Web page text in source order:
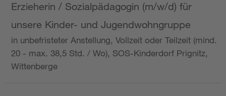
Erzieherin / Sozialpädagogin (m/w/d) für
unsere Kinder- und Jugendwohngruppe
in unbefristeter Anstellung, Vollzeit oder Teilzeit (mind.
20 - max. 38,5 Std. / Wo), SOS-Kinderdorf Prignitz,
Wittenberge